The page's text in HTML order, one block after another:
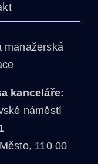
manažerská
kanceláře:
náměstí
110 00